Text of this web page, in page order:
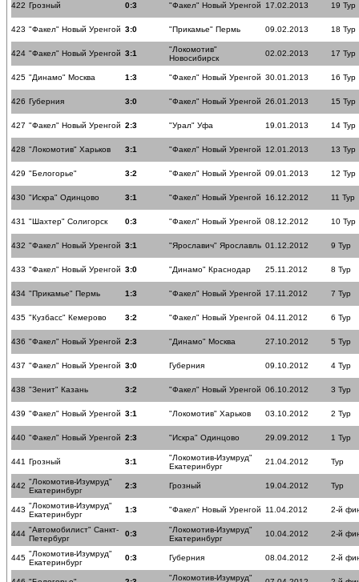
422 Грозный 0:3 "Факел" Новый Уренгой 17.02.2013 19 Тур
423 "Факел" Новый Уренгой 3:0 "Прикамье" Пермь 09.02.2013 18 Тур
424 "Факел" Новый Уренгой 3:1
"Локомотив"
Новосибирск
02.02.2013 17 Тур
425 "Динамо" Москва 1:3 "Факел" Новый Уренгой 30.01.2013 16 Тур
426 Губерния 3:0 "Факел" Новый Уренгой 26.01.2013 15 Тур
427 "Факел" Новый Уренгой 2:3 "Урал" Уфа 19.01.2013 14 Тур
428 "Локомотив" Харьков 3:1 "Факел" Новый Уренгой 12.01.2013 13 Тур
429 "Белогорье" 3:2 "Факел" Новый Уренгой 09.01.2013 12 Тур
430 "Искра" Одинцово 3:1 "Факел" Новый Уренгой 16.12.2012 11 Тур
431 "Шахтер" Солигорск 0:3 "Факел" Новый Уренгой 08.12.2012 10 Тур
432 "Факел" Новый Уренгой 3:1 "Ярославич" Ярославль 01.12.2012 9 Тур
433 "Факел" Новый Уренгой 3:0 "Динамо" Краснодар 25.11.2012 8 Тур
434 "Прикамье" Пермь 1:3 "Факел" Новый Уренгой 17.11.2012 7 Тур
435 "Кузбасс" Кемерово 3:2 "Факел" Новый Уренгой 04.11.2012 6 Тур
436 "Факел" Новый Уренгой 2:3 "Динамо" Москва 27.10.2012 5 Тур
437 "Факел" Новый Уренгой 3:0 Губерния 09.10.2012 4 Тур
438 "Зенит" Казань 3:2 "Факел" Новый Уренгой 06.10.2012 3 Тур
439 "Факел" Новый Уренгой 3:1 "Локомотив" Харьков 03.10.2012 2 Тур
440 "Факел" Новый Уренгой 2:3 "Искра" Одинцово 29.09.2012 1 Тур
441 Грозный 3:1
"Локомотив-Изумруд"
Екатеринбург
21.04.2012 Тур
442 "Локомотив-Изумруд"
Екатеринбург
2:3 Грозный 19.04.2012 Тур
443 "Локомотив-Изумруд"
Екатеринбург
1:3 "Факел" Новый Уренгой 11.04.2012 2-й
444 "Автомобилист" Санкт-
Петербург
0:3
"Локомотив-Изумруд"
Екатеринбург
10.04.2012 2-й
445 "Локомотив-Изумруд"
Екатеринбург
0:3 Губерния 08.04.2012 2-й
"Локомотив-Изумруд"